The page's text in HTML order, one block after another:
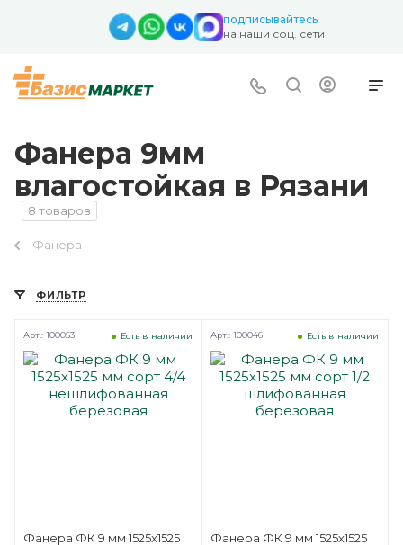
подписывайтесь
на наши соц. сети
Фанера 9мм
влагостойкая в Рязани
8 товаров
Фанера
ФИЛЬТР
Фанера ФК 9 мм 1525х1525
Есть в наличии
Арт.: 100053
Фанера ФК 9 мм 1525х1525
Есть в наличии
Арт.: 100046